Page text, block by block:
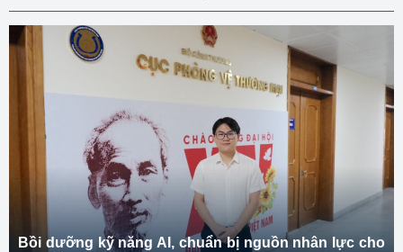
Bồi dưỡng kỹ năng AI, chuẩn bị nguồn nhân lực cho